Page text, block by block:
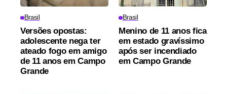
Brasil
Versões opostas:
adolescente nega ter
ateado fogo em amigo
de 11 anos em Campo
Grande
Brasil
Menino de 11 anos fica
em estado gravíssimo
após ser incendiado
em Campo Grande